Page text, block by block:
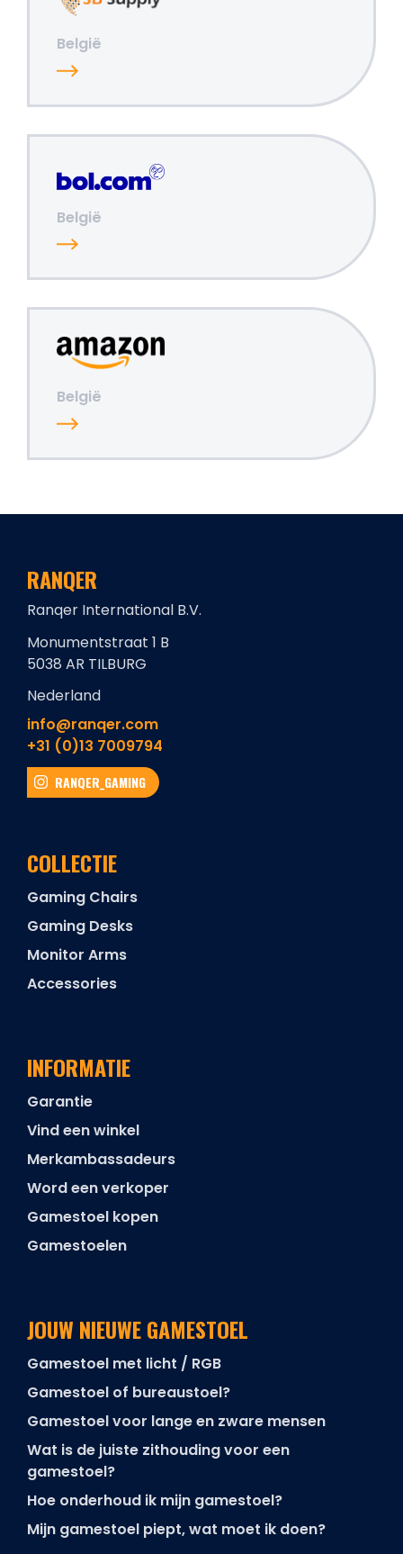
België
België
België
RANQER
Ranqer International B.V.
Monumentstraat 1 B
5038 AR TILBURG
Nederland
info@ranqer.com
+31 (0)13 7009794
RANQER_GAMING
COLLECTIE
Gaming Chairs
Gaming Desks
Monitor Arms
Accessories
INFORMATIE
Garantie
Vind een winkel
Merkambassadeurs
Word een verkoper
Gamestoel kopen
Gamestoelen
JOUW NIEUWE GAMESTOEL
Gamestoel met licht / RGB
Gamestoel of bureaustoel?
Gamestoel voor lange en zware mensen
Wat is de juiste zithouding voor een
gamestoel?
Hoe onderhoud ik mijn gamestoel?
Mijn gamestoel piept, wat moet ik doen?